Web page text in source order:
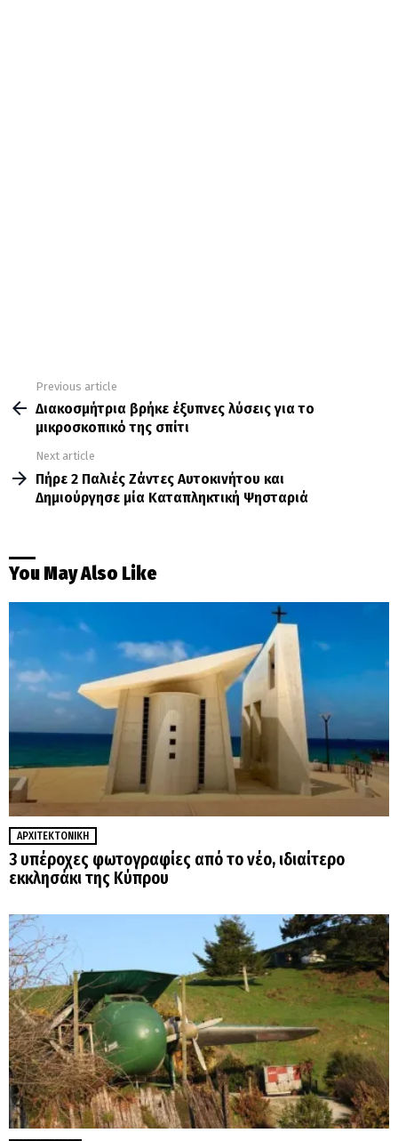
more
Previous article
Διακοσμήτρια βρήκε έξυπνες λύσεις για το
μικροσκοπικό της σπίτι
Next article
Πήρε 2 Παλιές Ζάντες Αυτοκινήτου και
Δημιούργησε μία Καταπληκτική Ψησταριά
You May Also Like
ΑΡΧΙΤΕΚΤΟΝΙΚΉ
3 υπέροχες φωτογραφίες από το νέο, ιδιαίτερο
εκκλησάκι της Κύπρου